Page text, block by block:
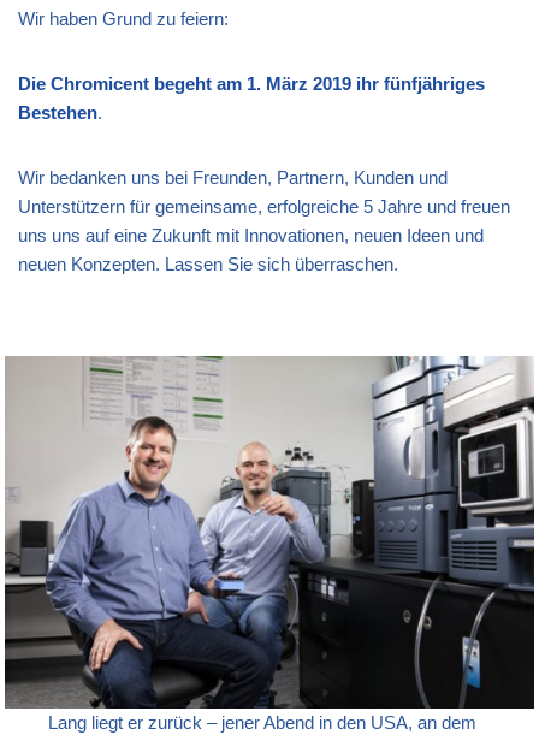
Wir haben Grund zu feiern:
Die Chromicent begeht am 1. März 2019 ihr fünfjähriges
Bestehen.
Wir bedanken uns bei Freunden, Partnern, Kunden und
Unterstützern für gemeinsame, erfolgreiche 5 Jahre und freuen
uns uns auf eine Zukunft mit Innovationen, neuen Ideen und
neuen Konzepten. Lassen Sie sich überraschen.
Lang liegt er zurück – jener Abend in den USA, an dem